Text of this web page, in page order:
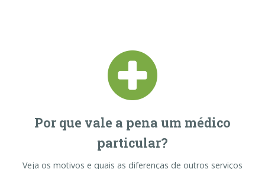
Por que vale a pena um médico
particular?
Veja os motivos e quais as diferenças de outros serviços